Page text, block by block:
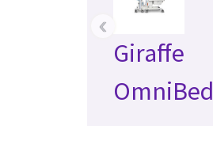
Giraffe
OmniBed
‹